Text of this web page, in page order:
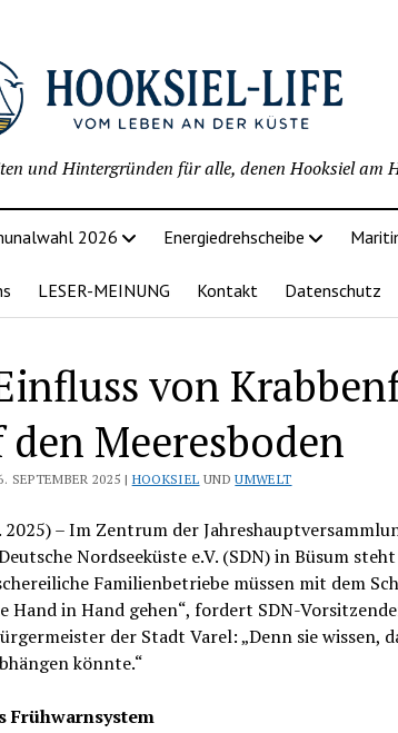
und Hintergründen für alle, denen Hooksiel am
2026 Energiedrehscheibe
LESER-MEINUNG Kontakt Datenschutz
von
den Meeresboden
SEPTEMBER 2025 | HOOKSIEL UNDUMWELT
2025) – Im Zentrum der
Nordseeküste e.V. (SDN) in Büsum
Familienbetriebe müssen mit dem
Hand in Hand gehen“, fordert SDN-
der Stadt Varel: „Denn sie wissen,
könnte.“
Frühwarnsystem